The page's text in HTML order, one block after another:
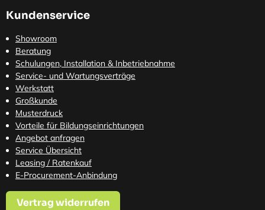
Kundenservice
Showroom
Beratung
Schulungen, Installation & Inbetriebnahme
Service- und Wartungsverträge
Werkstatt
Großkunde
Musterdruck
Vorteile für Bildungseinrichtungen
Angebot anfragen
Service Übersicht
Leasing / Ratenkauf
E-Procurement-Anbindung
Vertrag widerrufen